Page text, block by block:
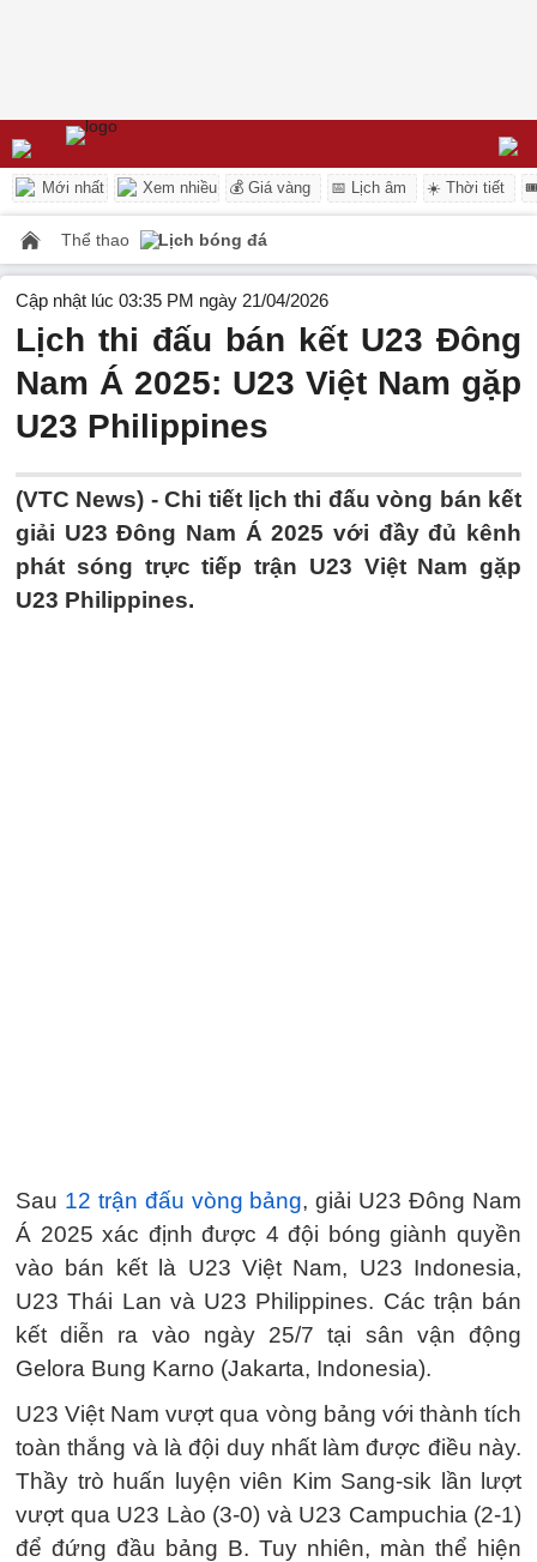
Mới nhất Xem nhiều 💰 Giá vàng 📅 Lịch âm ☀️ Thời tiết
Thể thao Lịch bóng đá
Cập nhật lúc 03:35 PM ngày 21/04/2026
Lịch thi đấu bán kết U23 Đông
Nam Á 2025: U23 Việt Nam gặp
U23 Philippines
(VTC News) -Chi tiết lịch thi đấu vòng bán kết
giải U23 Đông Nam Á 2025 với đầy đủ kênh
phát sóng trực tiếp trận U23 Việt Nam gặp
U23 Philippines.
Sau 12 trận đấu vòng bảng, giải U23 Đông Nam
Á 2025 xác định được 4 đội bóng giành quyền
vào bán kết là U23 Việt Nam, U23 Indonesia,
U23 Thái Lan và U23 Philippines. Các trận bán
kết diễn ra vào ngày 25/7 tại sân vận động
Gelora Bung Karno (Jakarta, Indonesia).
U23 Việt Nam vượt qua vòng bảng với thành tích
toàn thắng và là đội duy nhất làm được điều này.
Thầy trò huấn luyện viên Kim Sang-sik lần lượt
vượt qua U23 Lào (3-0) và U23 Campuchia (2-1)
để đứng đầu bảng B. Tuy nhiên, màn thể hiện